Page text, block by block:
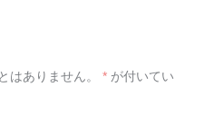
はありません。 * が付いてい